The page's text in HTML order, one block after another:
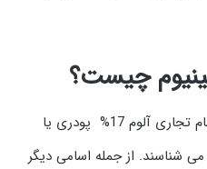
چیست؟
را در صنعت با نام تجاری آلوم 17% پودری یا
آلومینیوم 17 درصد می شناسند. از جمله اسامی دیگر